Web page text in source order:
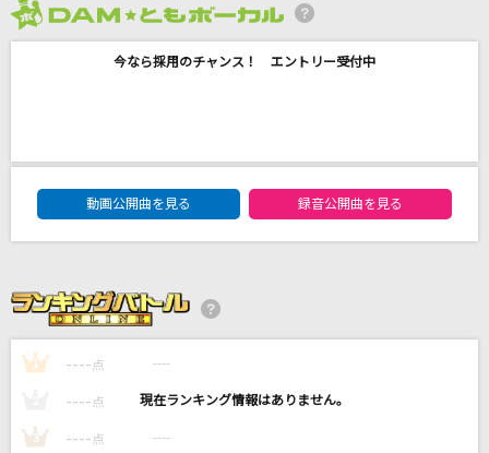
BUMP OF CHICKEN
助演女優症
モア]
Lily feat. K-391 & Emelie Hollow [リリー]
今なら採用のチャンス！ エントリー受付中
DAM★ともボーカルエントリーランキング
動画公開曲を見る
録音公開曲を見る
1 ---- 点 ----
---- 点 ----
3 ---- 点 ----